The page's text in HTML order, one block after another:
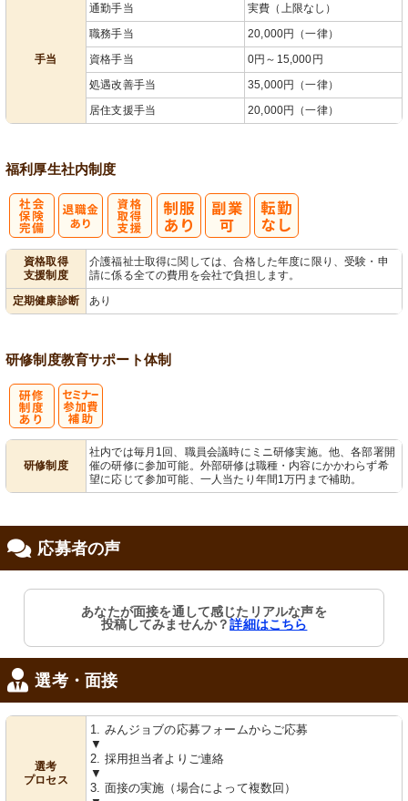
手当
通勤手当
実費（上限なし）
職務手当
20,000円（一律）
資格手当
0円～15,000円
処遇改善手当
35,000円（一律）
居住支援手当
20,000円（一律）
福利厚生社内制度
資格取得
支援制度
介護福祉士取得に関しては、合格した年度に限り、受験・申
請に係る全ての費用を会社で負担します。
定期健康診断
あり
研修制度教育サポート体制
研修制度
社内では毎月1回、職員会議時にミニ研修実施。他、各部署開
催の研修に参加可能。外部研修は職種・内容にかかわらず希
望に応じて参加可能、一人当たり年間1万円まで補助。
応募者の声
あなたが面接を通して感じたリアルな声を
投稿してみませんか？詳細はこちら
選考・面接
選考
プロセス
1. みんジョブの応募フォームからご応募
▼
2. 採用担当者よりご連絡
▼
3. 面接の実施（場合によって複数回）